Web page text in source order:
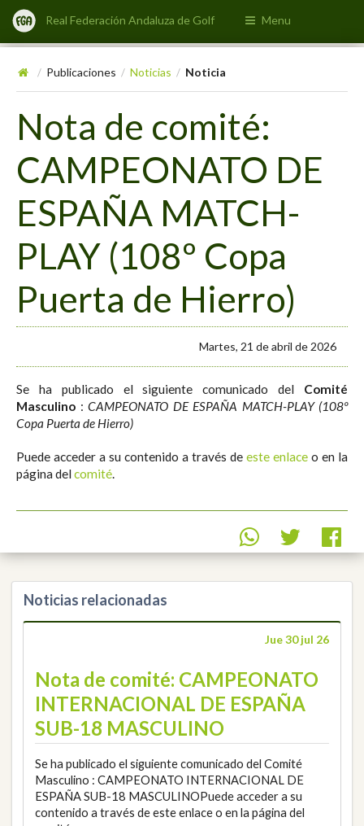
Real Federación Andaluza de Golf Menu
/ Publicaciones / Noticias / Noticia
Nota de comité:
CAMPEONATO DE
ESPAÑA MATCH-
PLAY (108º Copa
Puerta de Hierro)
Martes, 21 de abril de 2026
Se ha publicado el siguiente comunicado del Comité
Masculino : CAMPEONATO DE ESPAÑA MATCH-PLAY (108º
Copa Puerta de Hierro)
Puede acceder a su contenido a través de este enlace o en la
página delcomité
Noticias relacionadas
Jue 30 jul 26
Nota de comité: CAMPEONATO
INTERNACIONAL DE ESPAÑA
SUB-18 MASCULINO
Se ha publicado el siguiente comunicado del Comité
Masculino : CAMPEONATO INTERNACIONAL DE
ESPAÑA SUB-18 MASCULINOPuede acceder a su
contenido a través de este enlace o en la página del